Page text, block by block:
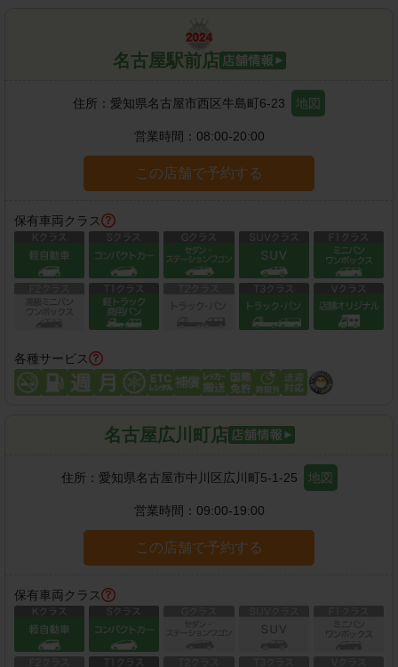
名古屋駅前店
住所： 愛知県名古屋市西区牛島町6-23 地図
営業時間： 08:00-20:00
この店舗で予約する
保有車両クラス
各種サービス
名古屋広川町店
住所： 愛知県名古屋市中川区広川町5-1-25 地図
営業時間： 09:00-19:00
この店舗で予約する
保有車両クラス